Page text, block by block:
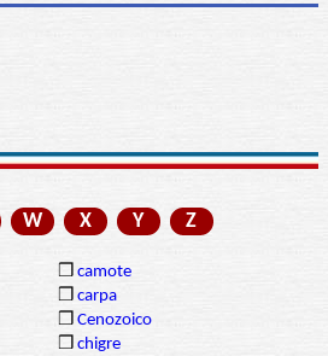
W X Y Z
❒ camote
❒ carpa
❒ Cenozoico
❒ chigre